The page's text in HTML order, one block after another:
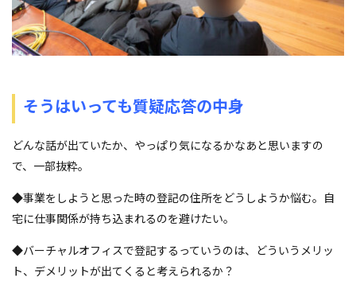
そうはいっても質疑応答の中身
どんな話が出ていたか、やっぱり気になるかなあと思いますの
で、一部抜粋。
◆事業をしようと思った時の登記の住所をどうしようか悩む。自
宅に仕事関係が持ち込まれるのを避けたい。
◆バーチャルオフィスで登記するっていうのは、どういうメリッ
ト、デメリットが出てくると考えられるか？